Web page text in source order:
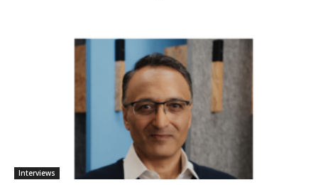
Interviews